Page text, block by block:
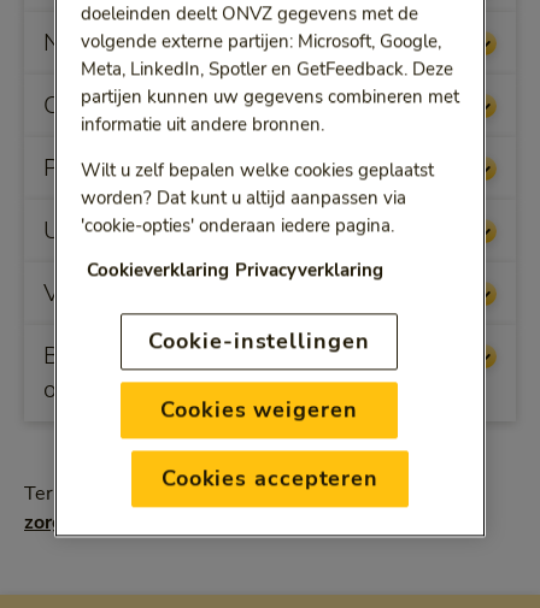
Nieuwe bekostiging ggz
Overheveling geneesmiddelen
Premieachterstand
Uitbreiding toestemmingsvereiste ggz
Verhaalsbijstandservice
Buitenlandverzekeringen
overgenomen door OOM
Terug naar de webpagina metalle wijzigingen in uw
zorgverzekering in 2022
doeleinden deelt ONVZ gegevens met de
volgende externe partijen: Microsoft, Google,
Meta, LinkedIn, Spotler en GetFeedback. Deze
partijen kunnen uw gegevens combineren met
informatie uit andere bronnen.
Wilt u zelf bepalen welke cookies geplaatst
worden? Dat kunt u altijd aanpassen via
'cookie-opties' onderaan iedere pagina.
Cookieverklaring Privacyverklaring
Cookie-instellingen
Cookies weigeren
Cookies accepteren